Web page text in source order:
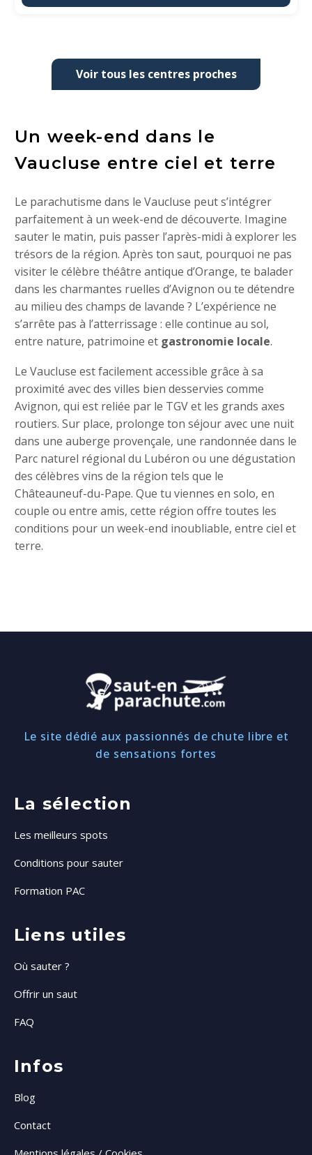
Voir tous les centres proches
Un week-end dans le
Vaucluse entre ciel et terre
Le parachutisme dans le Vaucluse peut s’intégrer
parfaitement à un week-end de découverte. Imagine
sauter le matin, puis passer l’après-midi à explorer les
trésors de la région. Après ton saut, pourquoi ne pas
visiter le célèbre théâtre antique d’Orange, te balader
dans les charmantes ruelles d’Avignon ou te détendre
au milieu des champs de lavande ? L’expérience ne
s’arrête pas à l’atterrissage : elle continue au sol,
entre nature, patrimoine et gastronomie locale.
Le Vaucluse est facilement accessible grâce à sa
proximité avec des villes bien desservies comme
Avignon, qui est reliée par le TGV et les grands axes
routiers. Sur place, prolonge ton séjour avec une nuit
dans une auberge provençale, une randonnée dans le
Parc naturel régional du Lubéron ou une dégustation
des célèbres vins de la région tels que le
Châteauneuf-du-Pape. Que tu viennes en solo, en
couple ou entre amis, cette région offre toutes les
conditions pour un week-end inoubliable, entre ciel et
terre.
Le site dédié aux passionnés de chute libre et
de sensations fortes
La sélection
Les meilleurs spots
Conditions pour sauter
Formation PAC
Liens utiles
Où sauter ?
Offrir un saut
FAQ
Infos
Blog
Contact